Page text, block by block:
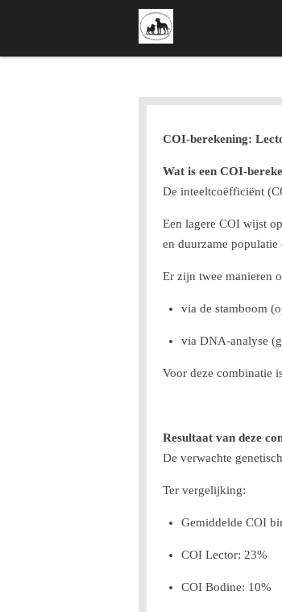
naar
COI-berekening:
Wat is een COI-
De inteeltcoëfficiënt
Een lagere COI wijst
en duurzame
Er zijn twee manieren
via de stamboom
via DNA-analyse
Voor deze combinatie
Resultaat van deze
De verwachte
Ter vergelijking:
Gemiddelde COI
COI Lector: 23%
COI Bodine: 10%